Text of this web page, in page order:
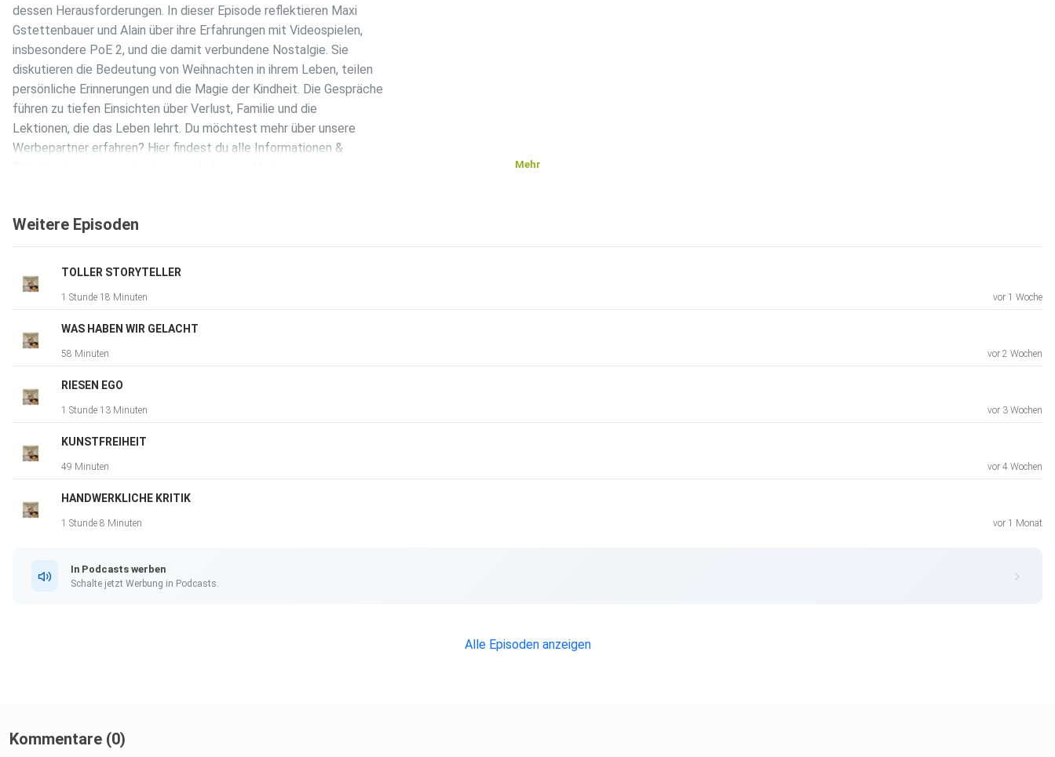
dessen Herausforderungen. In dieser Episode reflektieren Maxi
Gstettenbauer und Alain über ihre Erfahrungen mit Videospielen,
insbesondere PoE 2, und die damit verbundene Nostalgie. Sie
diskutieren die Bedeutung von Weihnachten in ihrem Leben, teilen
persönliche Erinnerungen und die Magie der Kindheit. Die Gespräche
führen zu tiefen Einsichten über Verlust, Familie und die
Lektionen, die das Leben lehrt. Du möchtest mehr über unsere
Werbepartner erfahren? Hier findest du alle Informationen &
Mehr
Weitere Episoden
TOLLER STORYTELLER
1 Stunde 18 Minuten vor 1 Woche
WAS HABEN WIR GELACHT
58 Minuten vor 2 Wochen
RIESEN EGO
1 Stunde 13 Minuten vor 3 Wochen
KUNSTFREIHEIT
49 Minuten vor 4 Wochen
HANDWERKLICHE KRITIK
1 Stunde 8 Minuten vor 1 Monat
In Podcasts werben
Schalte jetzt Werbung in Podcasts.
Alle Episoden anzeigen
Kommentare (0)